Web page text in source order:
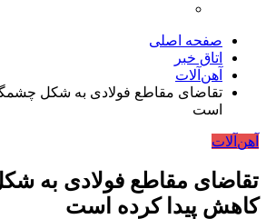
صفحه اصلی
اتاق خبر
آهن‌آلات
تقاضای مقاطع فولادی به شکل
است
آهن‌آلات
تقاضای مقاطع فولادی به
کاهش پیدا کرده است